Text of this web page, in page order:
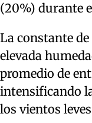
(20%) durante
La constante
elevada
promedio de
intensificando
los vientos